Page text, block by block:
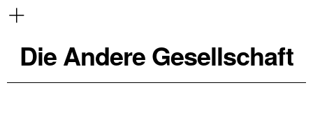
Die Andere Gesellschaft